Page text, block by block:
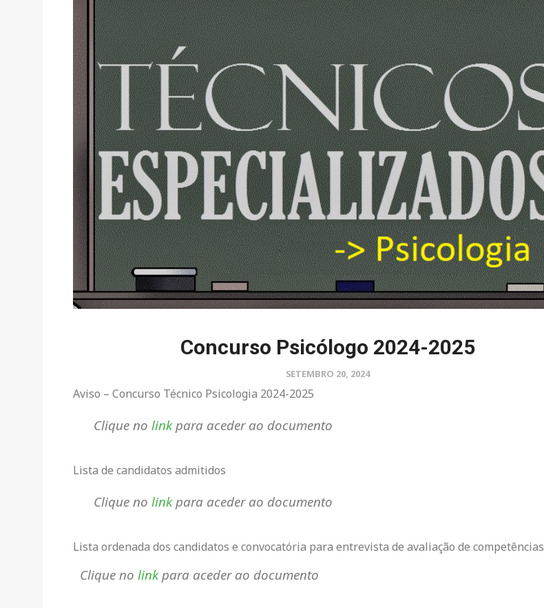
Concurso Psicólogo 2024-2025
SETEMBRO 20, 2024
Aviso – Concurso Técnico Psicologia 2024-2025
Clique no linkpara aceder ao documento
Lista de candidatos admitidos
Clique no linkpara aceder ao documento
Lista ordenada dos candidatos e convocatória para entrevista de avaliação de competências
Clique no linkpara aceder ao documento